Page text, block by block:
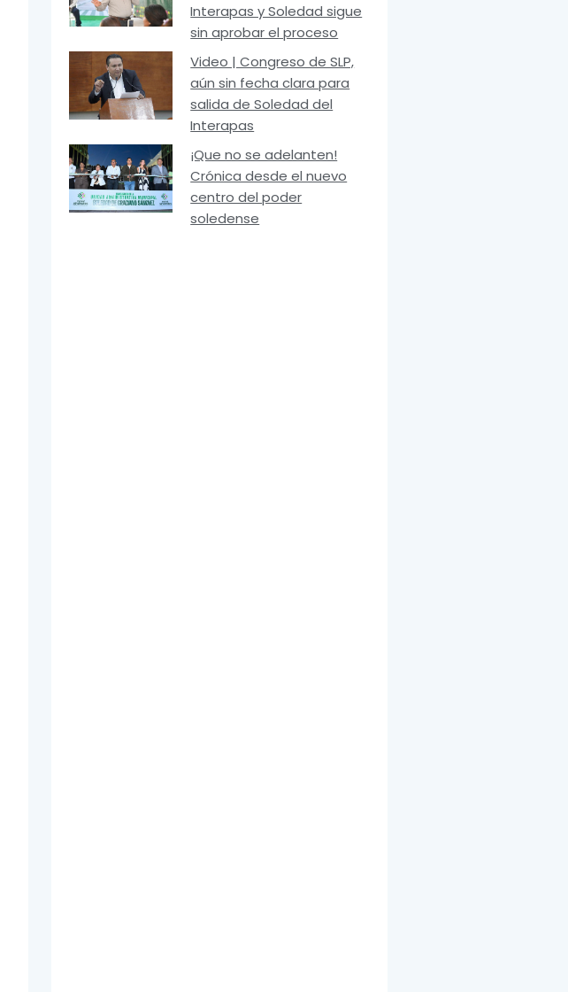
Interapas y Soledad sigue
sin aprobar el proceso
Video | Congreso de SLP,
aún sin fecha clara para
salida de Soledad del
Interapas
¡Que no se adelanten!
Crónica desde el nuevo
centro del poder
soledense